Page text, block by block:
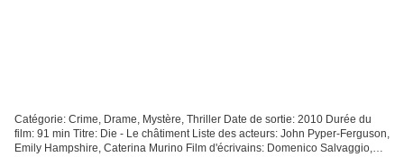
Catégorie: Crime, Drame, Mystère, Thriller Date de sortie: 2010 Durée du
film: 91 min Titre: Die - Le châtiment Liste des acteurs: John Pyper-Ferguson,
Emily Hampshire, Caterina Murino Film d'écrivains: Domenico Salvaggio,